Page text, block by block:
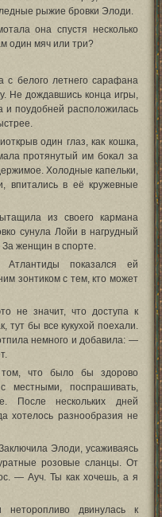
рыжие бровки Элоди.
она спустя несколько
один мяч или три?
с белого летнего сарафана
Не дождавшись конца игры,
и поудобней расположилась
один глаз, как кошка,
протянутый им бокал за
Холодные капельки,
впитались в её кружевные
из своего кармана
сунула Лойи в нагрудный
женщин в спорте.
показался ей
зонтиком с тем, кто может
не значит, что доступа к
тут бы все кукухой поехали.
немного и добавила: —
том, что было бы здорово
местными, поспрашивать,
После нескольких дней
хотелось разнообразия не
Элоди, усаживаясь
розовые сланцы. От
— Ауч. Ты как хочешь, а я
двинулась к